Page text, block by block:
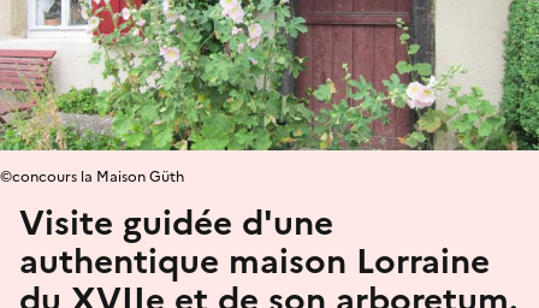
Visite guidée d'une
authentique maison Lorraine
©concours la Maison Güth